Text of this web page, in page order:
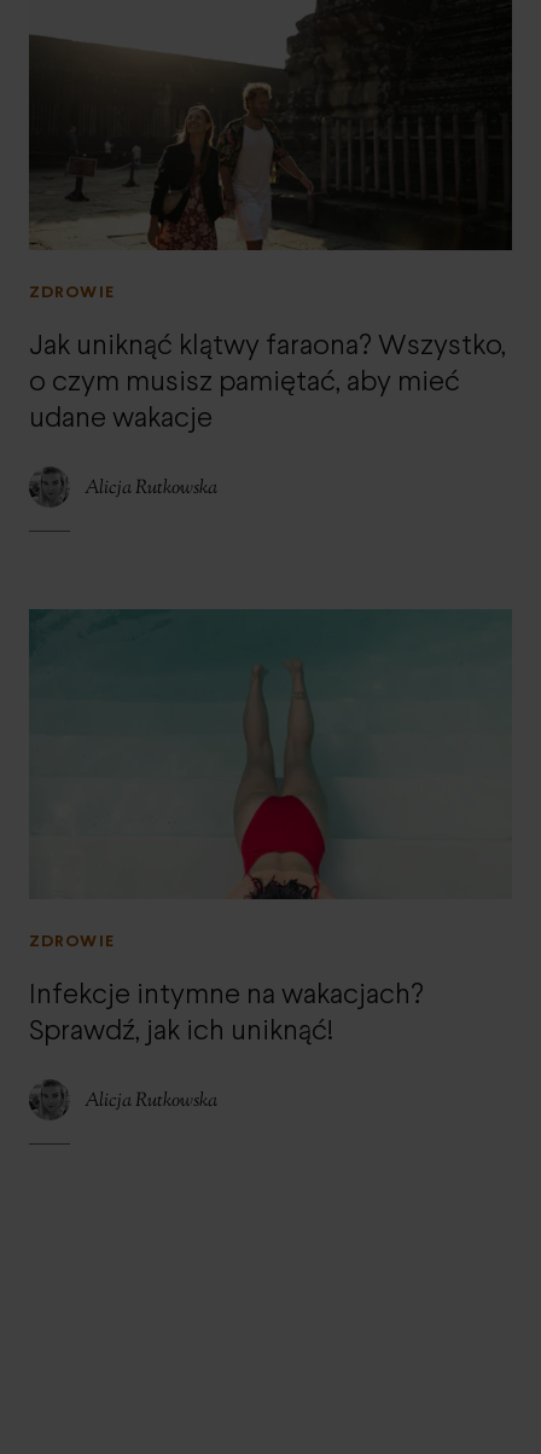
ZDROWIE
Jak uniknąć klątwy faraona? Wszystko,
o czym musisz pamiętać, aby mieć
udane wakacje
Alicja Rutkowska
ZDROWIE
Infekcje intymne na wakacjach?
Sprawdź, jak ich uniknąć!
Alicja Rutkowska